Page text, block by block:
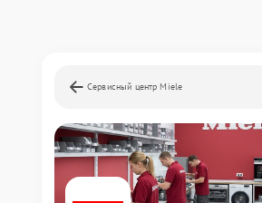
Сервисный центр Miele